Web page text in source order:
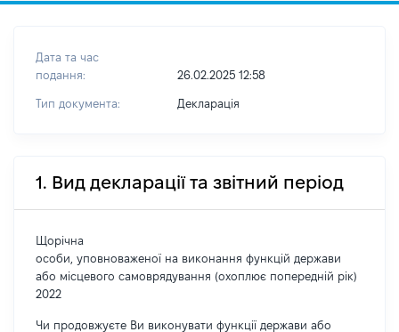
Дата та час
подання:
26.02.2025 12:58
Тип документа: Декларація
1. Вид декларації та звітний період
Щорічна
особи, уповноваженої на виконання функцій держави
або місцевого самоврядування (охоплює попередній рік)
2022
Чи продовжуєте Ви виконувати функції держави або